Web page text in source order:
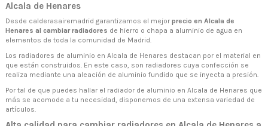
Alcala de Henares
Desde calderasairemadrid garantizamos el mejor precio en Alcala de
Henares al cambiar radiadores de hierro o chapa a aluminio de agua en
elementos de toda la comunidad de Madrid.
Los radiadores de aluminio en Alcala de Henares destacan por el material en
que están construidos. En este caso, son radiadores cuya confección se
realiza mediante una aleación de aluminio fundido que se inyecta a presión.
Por tal de que puedes hallar el radiador de aluminio en Alcala de Henares que
más se acomode a tu necesidad, disponemos de una extensa variedad de
artículos.